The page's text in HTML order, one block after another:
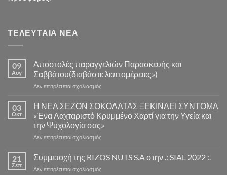
ΤΕΛΕΥΤΑΊΑ ΝΈΑ
09
Αυγ
Αποστολές παραγγελιών Παρασκευής και
Σαββάτου(διαβάστε λεπτομέρειες»)
Δεν επιτρέπεται σχολιασμόςστο
παραγγελιών
Παρασκευής
και
Σαββάτου(διαβάστε
λεπτομέρειες»)
03
Οκτ
Η ΝΕΑ ΣΕΖΟΝ ΣΟΚΟΛΑΤΑΣ ΞΕΚΙΝΑΕΙ ΣΥΝΤΟΜΑ
«Ένα Λαχταριστό Κρυμμένο Χαρτί για την Υγεία και
την Ψυχολογία σας»
Δεν επιτρέπεται σχολιασμόςστο
ΝΕΑ
ΣΕΖΟΝ
ΣΟΚΟΛΑΤΑΣ
21
Σεπ
Συμμετοχή της RIZOS NUTS S.A στην .: SIAL 2022 :.
Δεν επιτρέπεται σχολιασμόςστο